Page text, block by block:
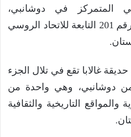
المتمركز في دوشانبي،
والقاعدة العسكرية رقم 201 التابعة للاتحاد الروسي
غالابا تقع في تلال الجزء
دوشانبي، وهي واحدة من
والمواقع التاريخية والثقافية